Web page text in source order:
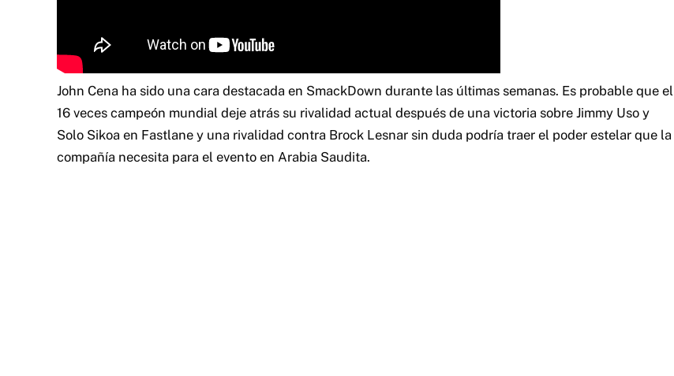
John Cena ha sido una cara destacada en SmackDown durante las últimas semanas. Es probable que el
16 veces campeón mundial deje atrás su rivalidad actual después de una victoria sobre Jimmy Uso y
Solo Sikoa en Fastlane y una rivalidad contra Brock Lesnar sin duda podría traer el poder estelar que la
compañía necesita para el evento en Arabia Saudita.